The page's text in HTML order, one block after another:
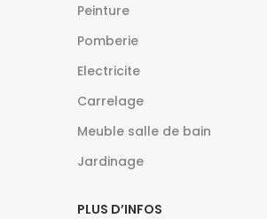
Peinture
Pomberie
Electricite
Carrelage
Meuble salle de bain
Jardinage
PLUS D’INFOS